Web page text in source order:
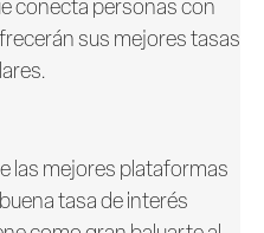
conecta personas con
sus mejores tasas
las mejores plataformas
tasa de interés